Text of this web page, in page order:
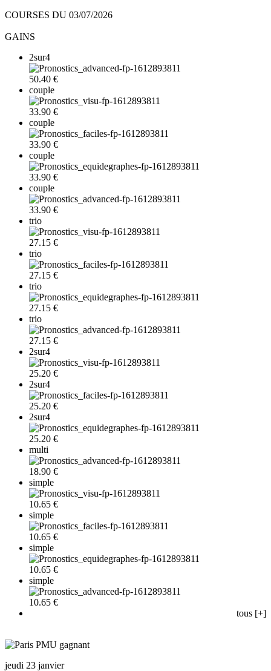
COURSES DU 03/07/2026
GAINS
2sur4
50.40 €
couple
33.90 €
couple
33.90 €
couple
33.90 €
couple
33.90 €
trio
27.15 €
trio
27.15 €
trio
27.15 €
trio
27.15 €
2sur4
25.20 €
2sur4
25.20 €
2sur4
25.20 €
multi
18.90 €
simple
10.65 €
simple
10.65 €
simple
10.65 €
simple
10.65 €
tous [+]
jeudi 23 janvier